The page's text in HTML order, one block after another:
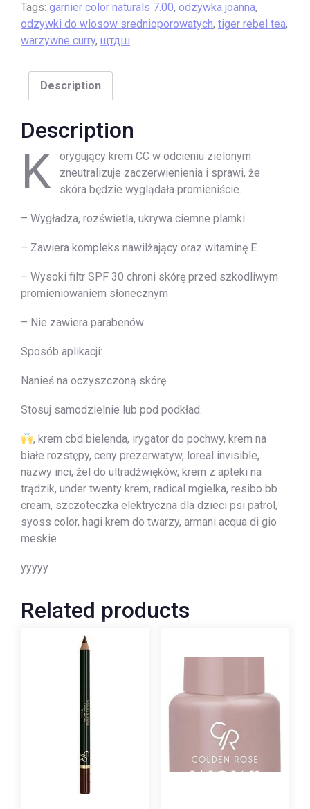
Tags: garnier color naturals 7.00, odzywka joanna,
odzywki do wlosow srednioporowatych, tiger rebel tea,
warzywne curry, щтдш
Description
Description
K
orygujący krem CC w odcieniu zielonym
zneutralizuje zaczerwienienia i sprawi, że
skóra będzie wyglądała promieniście.
– Wygładza, rozświetla, ukrywa ciemne plamki
– Zawiera kompleks nawilżający oraz witaminę E
– Wysoki filtr SPF 30 chroni skórę przed szkodliwym
promieniowaniem słonecznym
– Nie zawiera parabenów
Sposób aplikacji:
Nanieś na oczyszczoną skórę.
Stosuj samodzielnie lub pod podkład.
, krem cbd bielenda, irygator do pochwy, krem na
białe rozstępy, ceny prezerwatyw, loreal invisible,
nazwy inci, żel do ultradźwięków, krem z apteki na
trądzik, under twenty krem, radical mgielka, resibo bb
cream, szczoteczka elektryczna dla dzieci psi patrol,
syoss color, hagi krem do twarzy, armani acqua di gio
meskie
yyyyy
Related products